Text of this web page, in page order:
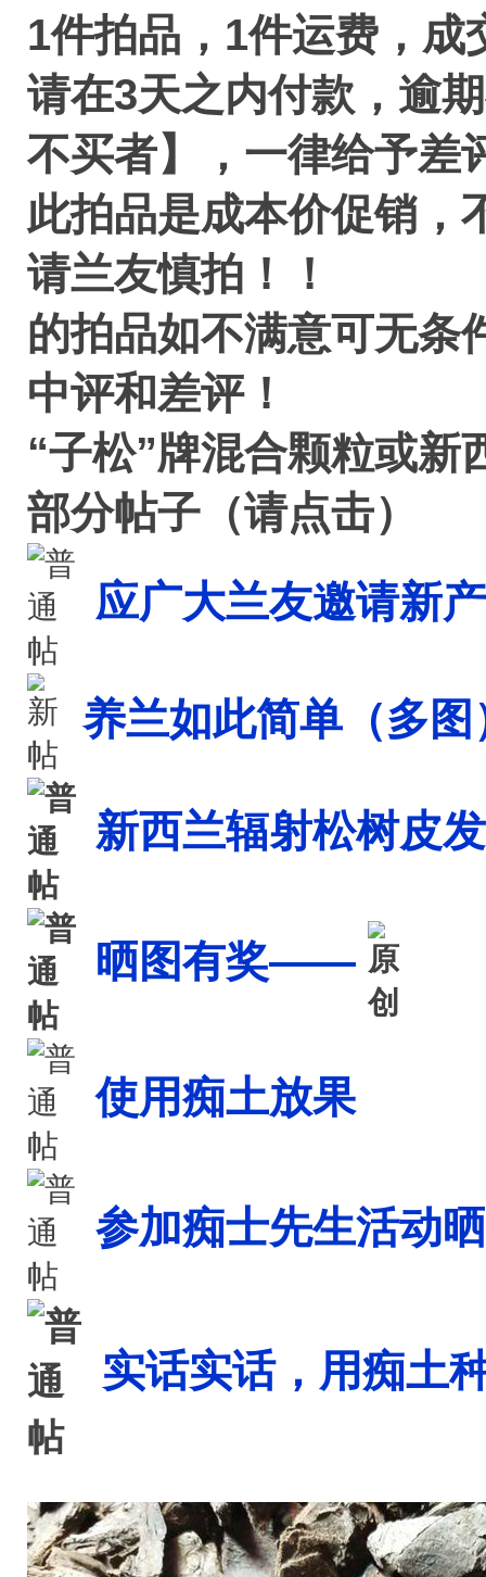
1件拍品，1件运费，成
请在3天之内付款，逾
不买者】，一律给予差
此拍品是成本价促销，
请兰友慎拍！！
的拍品如不满意可无条
中评和差评！
“子松”牌混合颗粒或新
部分帖子（请点击）
应广大兰友邀请新
养兰如此简单（多图
新西兰辐射松树皮
晒图有奖――
使用痴土放果
参加痴士先生活动
实话实话，用痴土